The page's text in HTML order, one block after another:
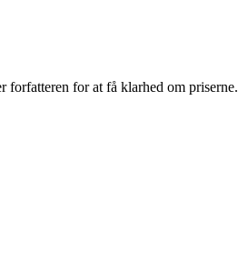
for at få klarhed om priserne.